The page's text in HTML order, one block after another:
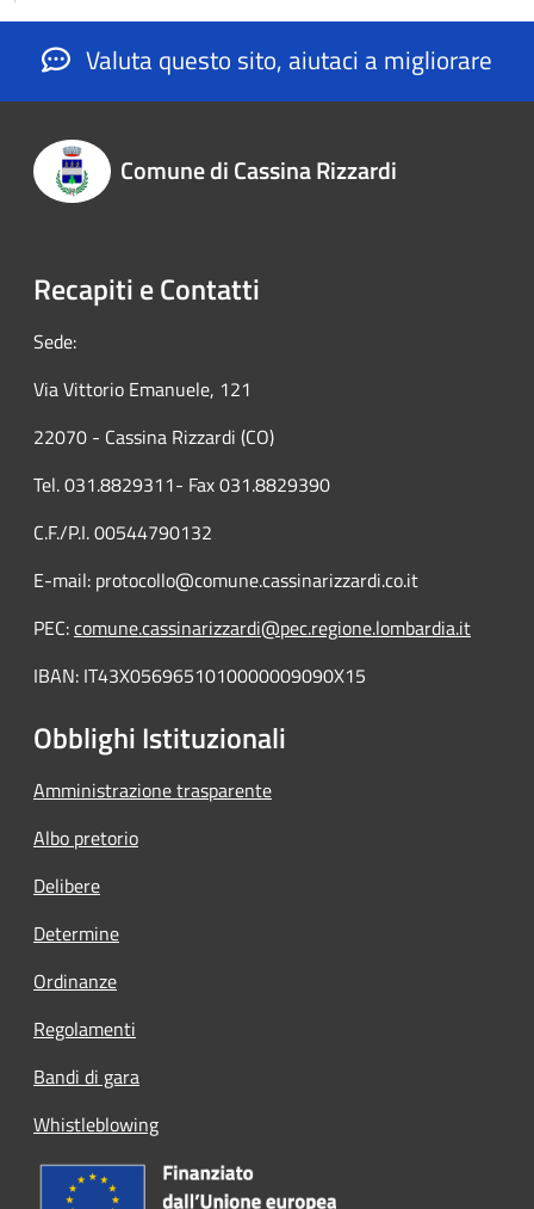
Valuta questo sito, aiutaci a migliorare
Comune di Cassina Rizzardi
Recapiti e Contatti
Sede:
Via Vittorio Emanuele, 121
22070 - Cassina Rizzardi (CO)
Tel. 031.8829311- Fax 031.8829390
C.F./P.I. 00544790132
E-mail: protocollo@comune.cassinarizzardi.co.it
PEC:comune.cassinarizzardi@pec.regione.lombardia.it
IBAN: IT43X0569651010000009090X15
Obblighi Istituzionali
Amministrazione trasparente
Albo pretorio
Delibere
Determine
Ordinanze
Regolamenti
Bandi di gara
Whistleblowing